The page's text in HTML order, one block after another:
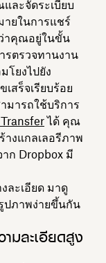
ละจัดระเบียบ
ยในการแชร์
าคุณอยู่ในขั้น
รตรวจทานงาน
โยงไปยัง
สร็จเรียบร้อย
มารถใช้บริการ
ได้ คุณ
างแกลเลอรีภาพ
ก Dropbox มี
ละเอียด มาดู
ปภาพง่ายขึ้นกัน
มละเอียดสูง